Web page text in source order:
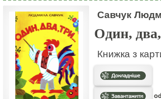
Савчук
Один,
Книжка з